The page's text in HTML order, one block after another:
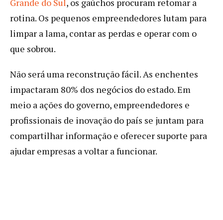
Grande do Sul, os gaúchos procuram retomar a
rotina. Os pequenos empreendedores lutam para
limpar a lama, contar as perdas e operar com o
que sobrou.
Não será uma reconstrução fácil. As enchentes
impactaram 80% dos negócios do estado. Em
meio a ações do governo, empreendedores e
profissionais de inovação do país se juntam para
compartilhar informação e oferecer suporte para
ajudar empresas a voltar a funcionar.